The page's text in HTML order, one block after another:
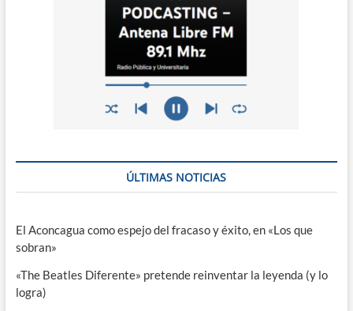
ÚLTIMAS NOTICIAS
El Aconcagua como espejo del fracaso y éxito, en «Los que
sobran»
«The Beatles Diferente» pretende reinventar la leyenda (y lo
logra)